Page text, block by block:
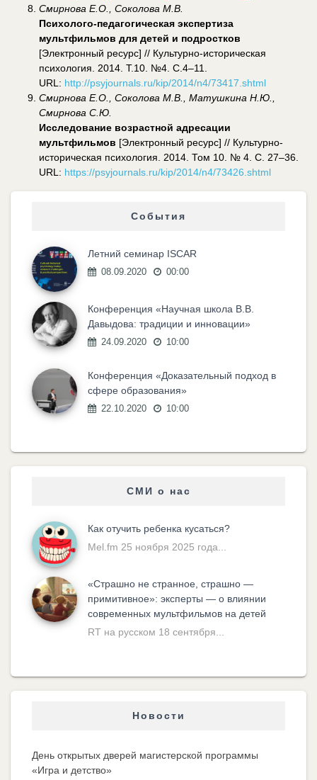
Смирнова Е.О., Соколова М.В.
Психолого-педагогическая экспертиза
мультфильмов для детей и подростков
[Электронный ресурс] // Культурно-историческая
психология. 2014. Т.10. №4. С.4–11.
URL: http://psyjournals.ru/kip/2014/n4/73417.shtml
Смирнова Е.О., Соколова М.В., Матушкина Н.Ю.,
Смирнова С.Ю.
Исследование возрастной адресации
мультфильмов [Электронный ресурс] // Культурно-
историческая психология. 2014. Том 10. № 4. С. 27–36.
URL: https://psyjournals.ru/kip/2014/n4/73426.shtml
События
Летний семинар ISCAR
08.09.2020 00:00
Конференция «Научная школа В.В.
Давыдова: традиции и инновации»
24.09.2020 10:00
Конференция «Доказательный подход в
сфере образования»
22.10.2020 10:00
СМИ о нас
Как отучить ребенка кусаться?
Mel.fm 25 ноября 2025 года...
«Cтрашно не странное, страшно —
примитивное»: эксперты — о влиянии
современных мультфильмов на детей
RT на русском 18 сентября...
Новости
День открытых дверей магистерской программы
«Игра и детство»